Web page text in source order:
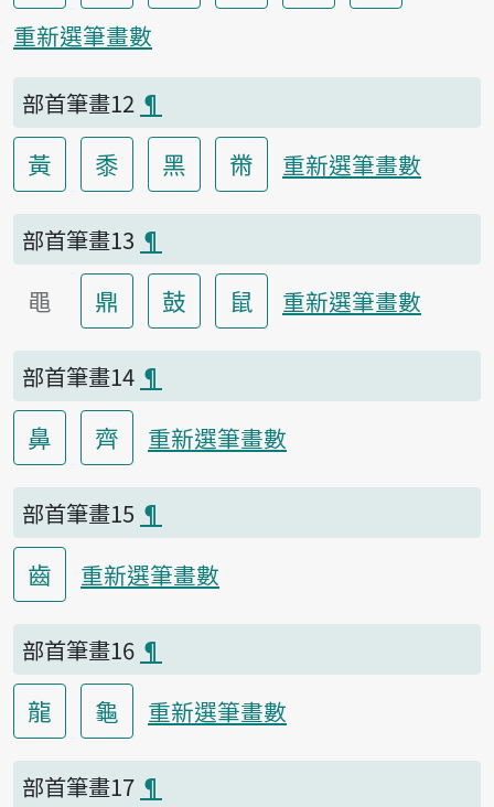
重新選筆畫數
部首筆畫12 ¶
黃 黍 黑 黹 重新選筆畫數
部首筆畫13 ¶
黽 鼎 鼓 鼠 重新選筆畫數
部首筆畫14 ¶
鼻 齊 重新選筆畫數
部首筆畫15 ¶
齒 重新選筆畫數
部首筆畫16 ¶
龍 龜 重新選筆畫數
部首筆畫17 ¶